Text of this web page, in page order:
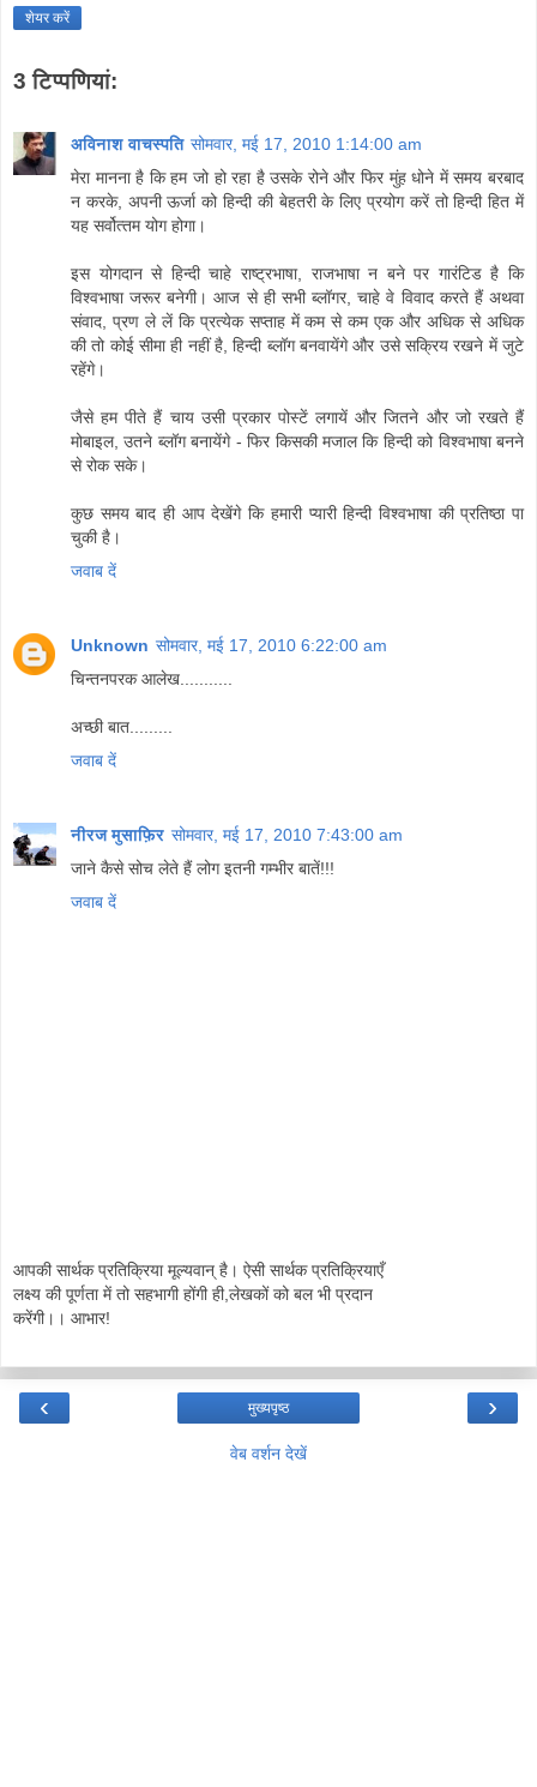
शेयर करें
3 टिप्‍पणियां:
अविनाश वाचस्पति सोमवार, मई 17, 2010 1:14:00 am
मेरा मानना है कि हम जो हो रहा है उसके रोने और फिर मुंह धोने में समय बरबाद
न करके, अपनी ऊर्जा को हिन्‍दी की बेहतरी के लिए प्रयोग करें तो हिन्‍दी हित में
यह सर्वोत्‍तम योग होगा।
इस योगदान से हिन्‍दी चाहे राष्‍ट्रभाषा, राजभाषा न बने पर गारंटिड है कि
विश्‍वभाषा जरूर बनेगी। आज से ही सभी ब्‍लॉगर, चाहे वे विवाद करते हैं अथवा
संवाद, प्रण ले लें कि प्रत्‍येक सप्‍ताह में कम से कम एक और अधिक से अधिक
की तो कोई सीमा ही नहीं है, हिन्‍दी ब्‍लॉग बनवायेंगे और उसे सक्रिय रखने में जुटे
रहेंगे।
जैसे हम पीते हैं चाय उसी प्रकार पोस्‍टें लगायें और जितने और जो रखते हैं
मोबाइल, उतने ब्‍लॉग बनायेंगे - फिर किसकी मजाल कि हिन्‍दी को विश्‍वभाषा बनने
से रोक सके।
कुछ समय बाद ही आप देखेंगे कि हमारी प्‍यारी हिन्‍दी विश्‍वभाषा की प्रतिष्‍ठा पा
चुकी है।
जवाब दें
Unknown सोमवार, मई 17, 2010 6:22:00 am
चिन्तनपरक आलेख...........
अच्छी बात.........
जवाब दें
नीरज मुसाफ़िर सोमवार, मई 17, 2010 7:43:00 am
जाने कैसे सोच लेते हैं लोग इतनी गम्भीर बातें!!!
जवाब दें
आपकी सार्थक प्रतिक्रिया मूल्यवान् है। ऐसी सार्थक प्रतिक्रियाएँ
लक्ष्य की पूर्णता में तो सहभागी होंगी ही,लेखकों को बल भी प्रदान
करेंगी।। आभार!
‹ ›
मुख्यपृष्ठ
वेब वर्शन देखें